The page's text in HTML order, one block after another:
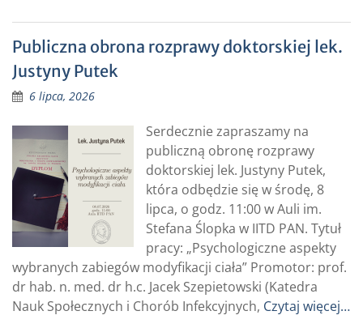
Publiczna obrona rozprawy doktorskiej lek.
Justyny Putek
6 lipca, 2026
Serdecznie zapraszamy na
publiczną obronę rozprawy
doktorskiej lek. Justyny Putek,
która odbędzie się w środę, 8
lipca, o godz. 11:00 w Auli im.
Stefana Ślopka w IITD PAN. Tytuł
pracy: „Psychologiczne aspekty
wybranych zabiegów modyfikacji ciała” Promotor: prof.
dr hab. n. med. dr h.c. Jacek Szepietowski (Katedra
Nauk Społecznych i Chorób Infekcyjnych, Czytaj więcej…